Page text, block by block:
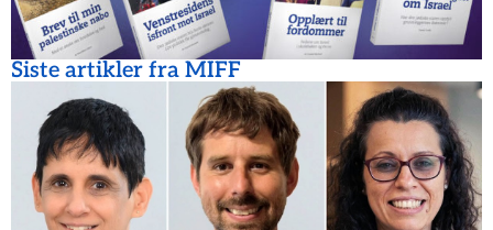
Siste artikler fra MIFF